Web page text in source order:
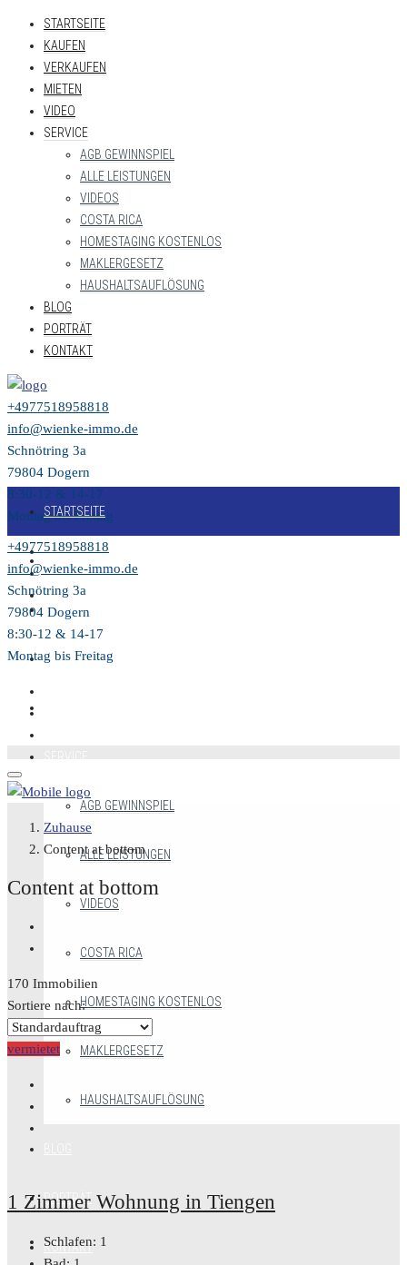
STARTSEITE
KAUFEN
VERKAUFEN
MIETEN
VIDEO
SERVICE
AGB GEWINNSPIEL
ALLE LEISTUNGEN
VIDEOS
COSTA RICA
HOMESTAGING KOSTENLOS
MAKLERGESETZ
HAUSHALTSAUFLÖSUNG
BLOG
PORTRÄT
KONTAKT
+4977518958818
info@wienke-immo.de
Schnötring 3a
79804 Dogern
8:30-12 & 14-17
Montag bis Freitag
STARTSEITE
VERKAUFEN
MIETEN
AGB GEWINNSPIEL
ALLE LEISTUNGEN
VIDEOS
COSTA RICA
HOMESTAGING KOSTENLOS
MAKLERGESETZ
HAUSHALTSAUFLÖSUNG
PORTRÄT
KONTAKT
+4977518958818
info@wienke-immo.de
Schnötring 3a
79804 Dogern
8:30-12 & 14-17
Montag bis Freitag
Zuhause
Content at bottom
Content at bottom
170 Immobilien
Sortiere nach:
vermietet
1 Zimmer Wohnung in Tiengen
Schlafen: 1